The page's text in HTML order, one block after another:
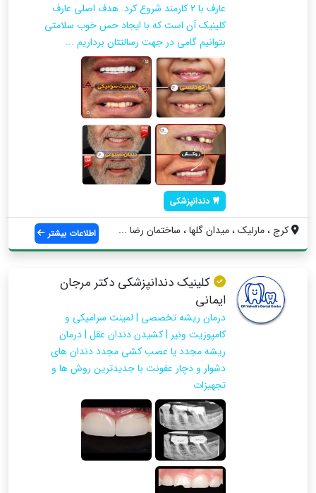
عارف با 2 کارمند شروع کرد. هدف اصلی عارف
کلینیک آن است که با ایجاد حس خوب سلامتی
بتوانیم گامی در جهت رسالتتان برداریم ...
دندانپزشکی
کرج ، مارلیک ، میدان گلها ، ساختمان رضا ... اطلاعات بیشتر
کلینیک دندانپزشکی دکتر مرجان
ایمانی
درمان ریشه تخصصی | لمینت سرامیکی و
کامپوزیت ونیر | کشیدن دندان عقل | درمان
ریشه مجدد یا عصب کشی مجدد دندان های
دشوار و دچار عفونت با جدیدترین روش ها و
تجهیزات